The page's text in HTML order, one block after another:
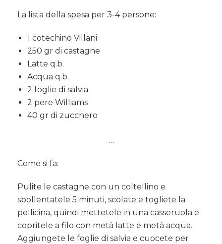
La lista della spesa per 3-4 persone:
1 cotechino Villani
250 gr di castagne
Latte q.b.
Acqua q.b.
2 foglie di salvia
2 pere Williams
40 gr di zucchero
…
Come si fa:
Pulite le castagne con un coltellino e
sbollentatele 5 minuti, scolate e togliete la
pellicina, quindi mettetele in una casseruola e
copritele a filo con metà latte e metà acqua.
Aggiungete le foglie di salvia e cuocete per